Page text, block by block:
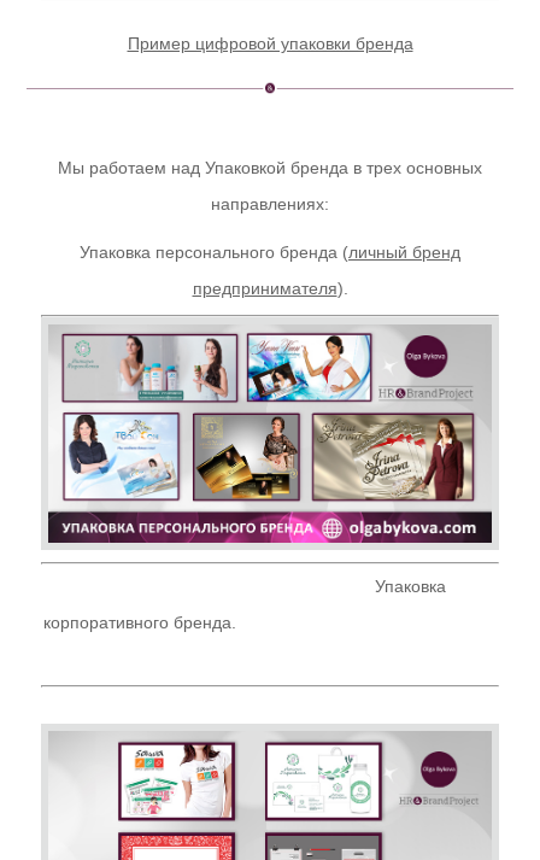
Пример цифровой упаковки бренда
Мы работаем над Упаковкой бренда в трех основных
направлениях:
Упаковка персонального бренда (личный бренд
предпринимателя).
Упаковка
корпоративного бренда.